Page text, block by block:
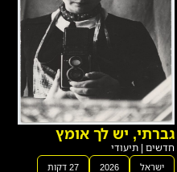
גברתי, יש לך אומץ
חדשים | תיעודי
ישראל 2026 27 דקות